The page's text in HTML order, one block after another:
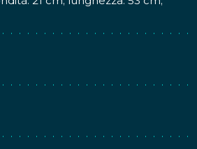
macchina, è possibile
dell'accumulatore.
Wilhelm Leibniz progetta nel
di attuare la moltiplicazione,
denti di lunghezza
delle singole cifre; l'esecuzione
avviene sotto forma di